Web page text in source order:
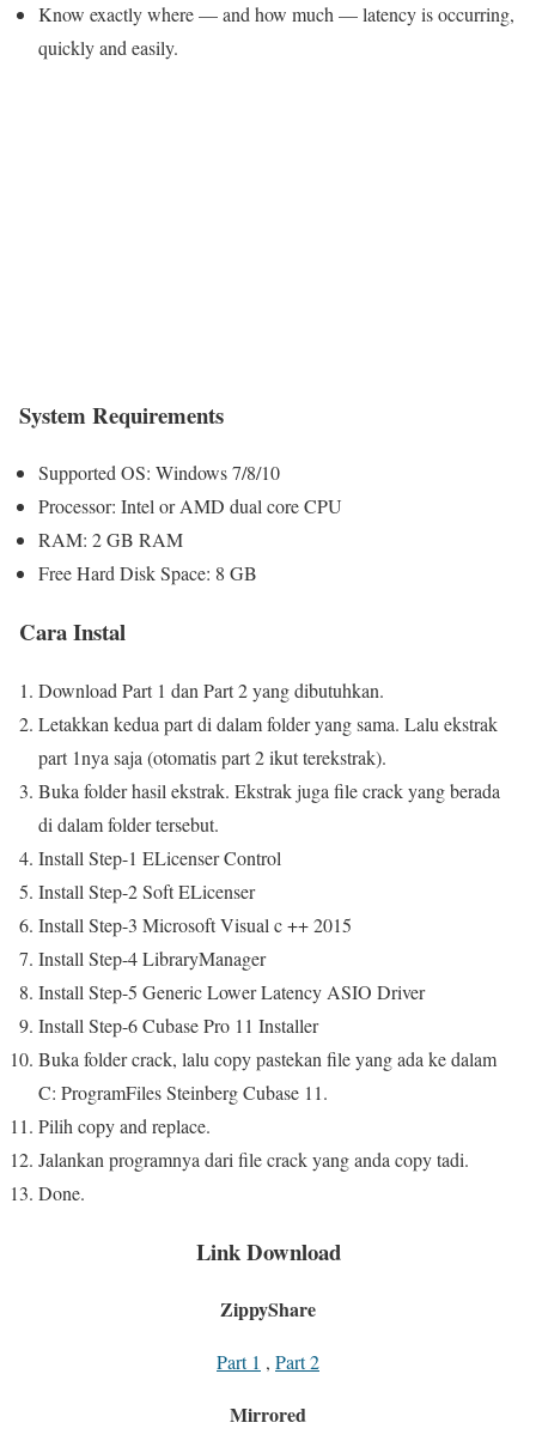
Know exactly where — and how much — latency is occurring,
quickly and easily.
System Requirements
Supported OS: Windows 7/8/10
Processor: Intel or AMD dual core CPU
RAM: 2 GB RAM
Free Hard Disk Space: 8 GB
Cara Instal
Download Part 1 dan Part 2 yang dibutuhkan.
Letakkan kedua part di dalam folder yang sama. Lalu ekstrak
part 1nya saja (otomatis part 2 ikut terekstrak).
Buka folder hasil ekstrak. Ekstrak juga file crack yang berada
di dalam folder tersebut.
Install Step-1 ELicenser Control
Install Step-2 Soft ELicenser
Install Step-3 Microsoft Visual c ++ 2015
Install Step-4 LibraryManager
Install Step-5 Generic Lower Latency ASIO Driver
Install Step-6 Cubase Pro 11 Installer
Buka folder crack, lalu copy pastekan file yang ada ke dalam
C: ProgramFiles Steinberg Cubase 11.
Pilih copy and replace.
Jalankan programnya dari file crack yang anda copy tadi.
Done.
Link Download
ZippyShare
Part 1 , Part 2
Mirrored